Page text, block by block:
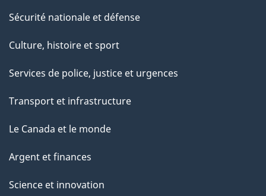
Sécurité nationale et défense
Culture, histoire et sport
Services de police, justice et urgences
Transport et infrastructure
Le Canada et le monde
Argent et finances
Science et innovation